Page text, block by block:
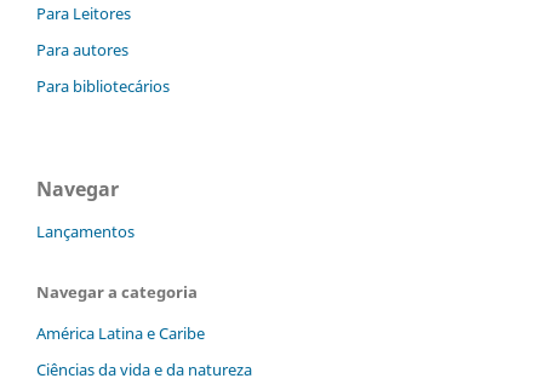
Para Leitores
Para autores
Para bibliotecários
Navegar
Lançamentos
Navegar a categoria
América Latina e Caribe
Ciências da vida e da natureza